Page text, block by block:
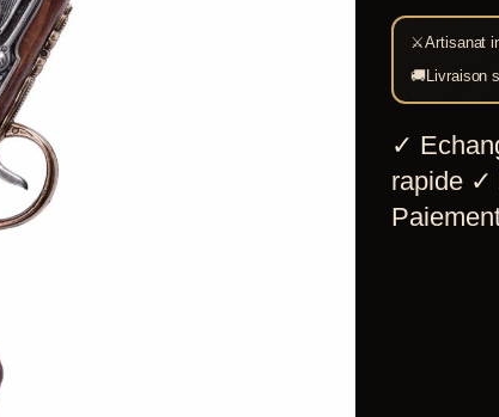
silex
français,
XVIIIe
siècle,
laiton
⚔Artisanat
🚚Livraison
✓
rapide ✓